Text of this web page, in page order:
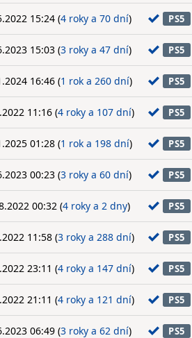
15:24 (4 roky a 70 dní) PS5
15:03 (3 roky a 47 dní) PS5
16:46 (1 rok a 260 dní) PS5
11:16 (4 roky a 107 dní) PS5
01:28 (1 rok a 198 dní) PS5
00:23 (3 roky a 60 dní) PS5
00:32 (4 roky a 2 dny) PS5
11:58 (3 roky a 288 dní) PS5
23:11 (4 roky a 147 dní) PS5
21:11 (4 roky a 121 dní) PS5
06:49 (3 roky a 62 dní) PS5